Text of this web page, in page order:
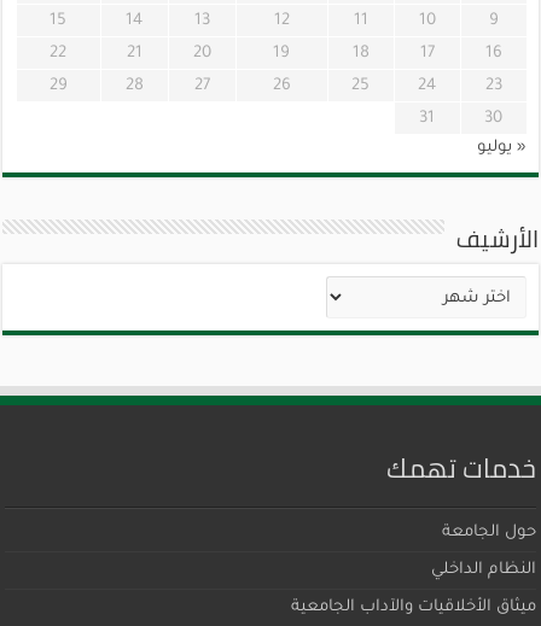
9
10
11
12
13
14
15
16
17
18
19
20
21
22
23
24
25
26
27
28
29
30
31
« يوليو
الأرشيف
الأرشيف
خدمات تهمك
حول الجامعة
النظام الداخلي
ميثاق اﻷخلاقيات والآداب الجامعية